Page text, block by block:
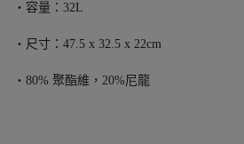
・容量：32L
・尺寸：47.5 x 32.5 x 22cm
・80% 聚酯維，20%尼龍